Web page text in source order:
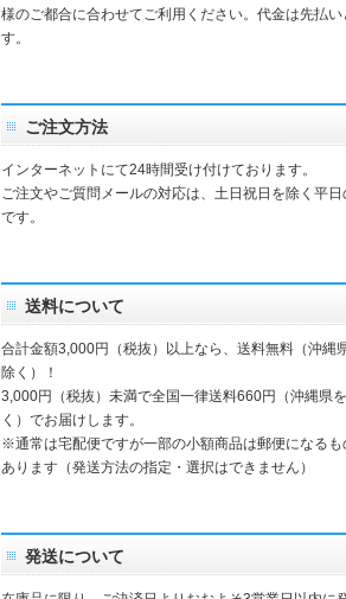
様のご都合に合わせてご利用ください。代金は先払
す。
ご注文方法
インターネットにて24時間受け付けております。
ご注文やご質問メールの対応は、土日祝日を除く平日
です。
送料について
合計金額3,000円（税抜）以上なら、送料無料（沖縄
除く）！
3,000円（税抜）未満で全国一律送料660円（沖縄県
く）でお届けします。
※通常は宅配便ですが一部の小額商品は郵便になるも
あります（発送方法の指定・選択はできません）
発送について